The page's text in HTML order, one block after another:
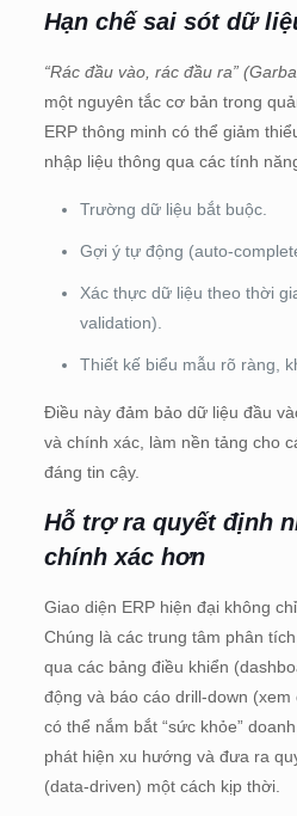
Hạn chế sai sót dữ
“Rác đầu vào, rác đầu ra”
một nguyên tắc cơ bản trong
ERP thông minh có thể giảm
nhập liệu thông qua các tính
Trường dữ liệu bắt buộc.
Gợi ý tự động (auto-
Xác thực dữ liệu theo thời
validation).
Thiết kế biểu mẫu rõ ràng,
Điều này đảm bảo dữ liệu đầu
và chính xác, làm nền tảng cho
đáng tin cậy.
Hỗ trợ ra quyết định
chính xác hơn
Giao diện ERP hiện đại không
Chúng là các trung tâm phân
qua các bảng điều khiển
động và báo cáo drill-down
có thể nắm bắt “sức khỏe”
phát hiện xu hướng và đưa ra
(data-driven) một cách kịp thời.